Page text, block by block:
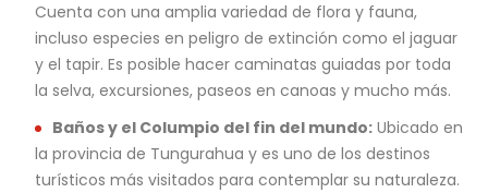
Cuenta con una amplia variedad de flora y fauna,
incluso especies en peligro de extinción como el jaguar
y el tapir. Es posible hacer caminatas guiadas por toda
la selva, excursiones, paseos en canoas y mucho más.
Baños y el Columpio del fin del mundo: Ubicado en
la provincia de Tungurahua y es uno de los destinos
turísticos más visitados para contemplar su naturaleza.